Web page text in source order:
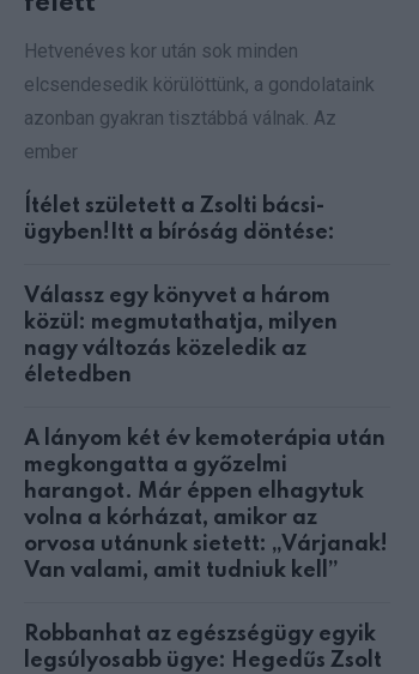
Hetvenéves kor után sok minden
elcsendesedik körülöttünk, a gondolataink
azonban gyakran tisztábbá válnak. Az
ember
Ítélet született a Zsolti bácsi-
ügyben!Itt a bíróság döntése:
Válassz egy könyvet a három
közül: megmutathatja, milyen
nagy változás közeledik az
életedben
A lányom két év kemoterápia után
megkongatta a győzelmi
harangot. Már éppen elhagytuk
volna a kórházat, amikor az
orvosa utánunk sietett: „Várjanak!
Van valami, amit tudniuk kell”
Robbanhat az egészségügy egyik
legsúlyosabb ügye: Hegedűs Zsolt